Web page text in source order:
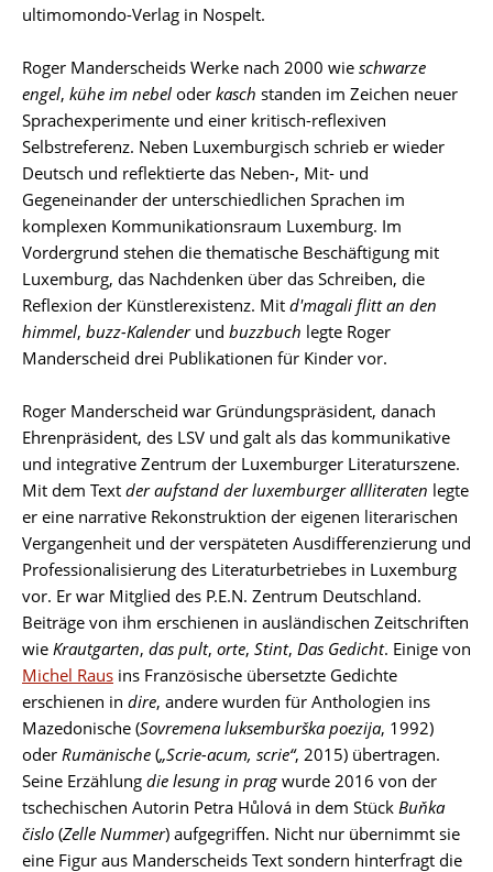
ultimomondo-Verlag in Nospelt.
Roger Manderscheids Werke nach 2000 wie schwarze
engel, kühe im nebel oder kasch standen im Zeichen neuer
Sprachexperimente und einer kritisch-reflexiven
Selbstreferenz. Neben Luxemburgisch schrieb er wieder
Deutsch und reflektierte das Neben-, Mit- und
Gegeneinander der unterschiedlichen Sprachen im
komplexen Kommunikationsraum Luxemburg. Im
Vordergrund stehen die thematische Beschäftigung mit
Luxemburg, das Nachdenken über das Schreiben, die
Reflexion der Künstlerexistenz. Mit d'magali flitt an den
himmel, buzz-Kalenderund buzzbuch legte Roger
Manderscheid drei Publikationen für Kinder vor.
Roger Manderscheid war Gründungspräsident, danach
Ehrenpräsident, des LSV und galt als das kommunikative
und integrative Zentrum der Luxemburger Literaturszene.
Mit dem Text der aufstand der luxemburger allliteraten legte
er eine narrative Rekonstruktion der eigenen literarischen
Vergangenheit und der verspäteten Ausdifferenzierung und
Professionalisierung des Literaturbetriebes in Luxemburg
vor. Er war Mitglied des P.E.N. Zentrum Deutschland.
Beiträge von ihm erschienen in ausländischen Zeitschriften
wie Krautgarten, das pult, orte, Stint, Das Gedicht. Einige von
Michel Raus ins Französische übersetzte Gedichte
erschienen in dire, andere wurden für Anthologien ins
Mazedonische (Sovremena luksemburška poezija, 1992)
oder Rumänische („Scrie-acum, scrie“, 2015) übertragen.
Seine Erzählung die lesung in prag wurde 2016 von der
tschechischen Autorin Petra Hůlová in dem Stück Buňka
čislo (Zelle Nummer) aufgegriffen. Nicht nur übernimmt sie
eine Figur aus Manderscheids Text sondern hinterfragt die